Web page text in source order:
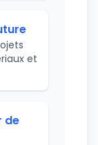
et
de